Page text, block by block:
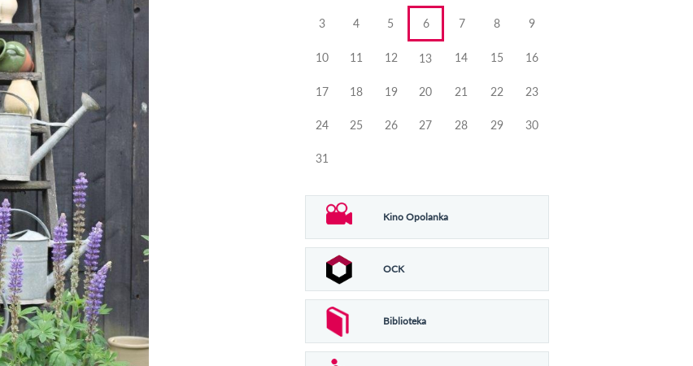
3 4 5 6 7 8 9
10 11 12 13 14 15 16
17 18 19 20 21 22 23
24 25 26 27 28 29 30
31
Kino Opolanka
OCK
Biblioteka